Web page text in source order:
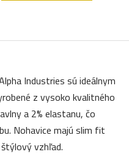
Industries sú ideálnym
z vysoko kvalitného
a 2% elastanu, čo
Nohavice majú slim fit
vzhľad.